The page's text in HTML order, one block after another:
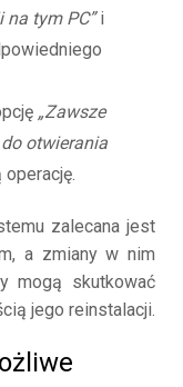
tym PC”i
„Zawsze
otwierania
zalecana jest
a zmiany w nim
mogą skutkować
jego reinstalacji.